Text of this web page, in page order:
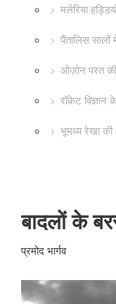
मलेरिया
पैंतालिस
ओज़ोन परत की
रॉकेट
भूमध्य रेखा
बादलों के
प्रमोद भार्गव